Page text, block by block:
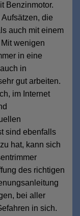
Benzinmotor.
die
auch mit einem
wenigen
in eine
in
gut arbeiten.
im Internet
sind ebenfalls
hat, kann sich
des richtigen
bei aller
in sich.